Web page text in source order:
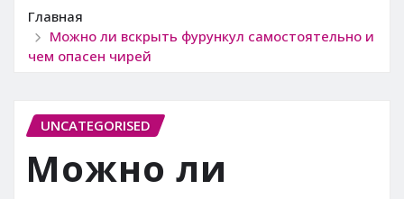
Главная
Можно ли вскрыть фурункул самостоятельно и
чем опасен чирей
UNCATEGORISED
Можно ли